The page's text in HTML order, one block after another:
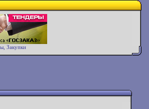
Закупки